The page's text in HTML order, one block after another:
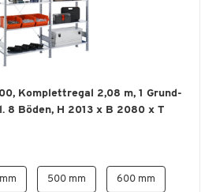
Komplettregal 2,08 m, 1 Grund-
8 Böden, H 2013 x B 2080 x T
500 mm 600 mm